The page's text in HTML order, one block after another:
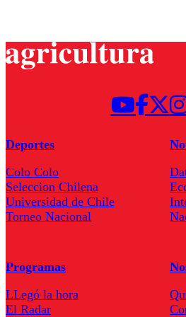
Deportes
Colo Colo
Seleccion Chilena
Universidad de Chile
Torneo Nacional
Programas
LLegó la hora
El Radar